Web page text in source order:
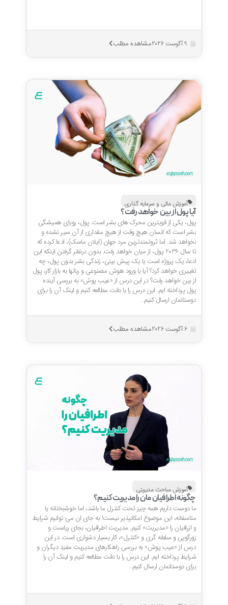
مشاهده مطلب
آموزش مالی و سرمایه گذاری
آیا پول از بین خواهد رفت؟
پول، یکی از قویترین محرک های بشر است. پول، رویای همیشگی
بشر است که انسان هیچ وقت از هیچ مقداری از آن سیر نشده و
نخواهد شد. اما ثروتمندترین مرد جهان (ایلان ماسک)، ادعا کرده که
تا سال 2036 پول، از میان خواهد رفت. بدون درنظر گرفتن اینکه این
ادعا، یک پروژه است یا یک پیش بینی، زندگی بشر بدون پول، چه
تغییری خواهد کرد؟ آیا با ورود هوش مصنوعی و رباتها به بازار کار، پول
از بین خواهد رفت؟ در این درس از «عیب پوش» به بررسی آینده
پول پرداخته ایم. این درس را با دقت مطالعه کنیم و لینک آن را برای
دوستانمان ارسال کنیم…
مشاهده مطلب
آموزش مباحث مدیریتی
چگونه اطرافیان مان را مدیریت کنیم؟
ما دوست داریم همه چیز تحت کنترل ما باشد، اما خوشبختانه یا
متاسفانه، این موضوع امکانپذیر نیست! به جای ان می توانیم شرایط
و ازرافیان را «مدیریت» کنیم. مدیریت اطرافیان، بجای ریاست و
زورگویی و سلطه گری و «کنترل»، کار بسیار دشواری است. در این
درس از «عیب پوش» به بررسی راهکارهای مدیریت مفید دیگران و
شرایط پرداخته ایم. این درس را با دقت مطالعه کنیم و لینک آن را
برای دوستانمان ارسال کنیم…